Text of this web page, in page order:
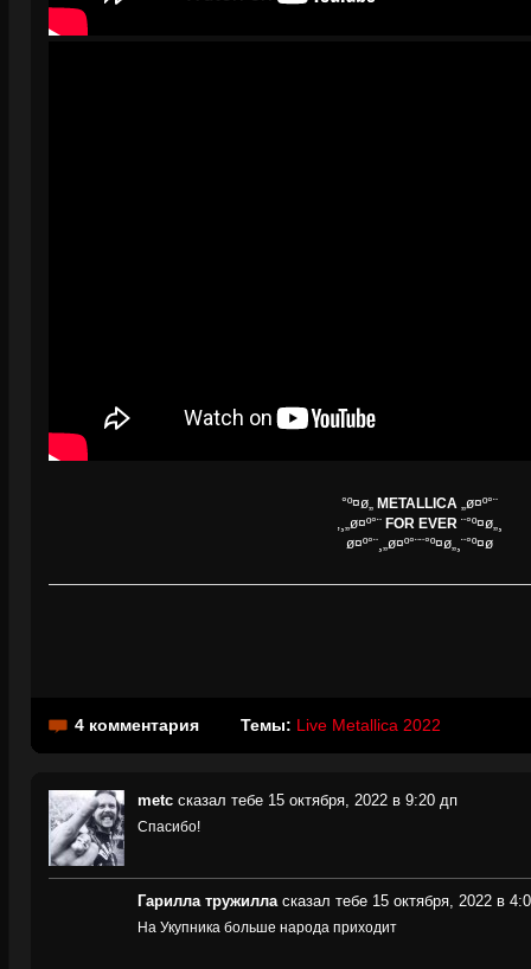
°º¤ø„ METALLICA„ø¤º°¨
,¸„ø¤º°¨ FOR EVER¨°º¤ø„¸
ø¤º°¨¸„ø¤º°¨¨°º¤ø„¸¨°º¤ø
4 комментария Темы: Live Metallica 2022
metc сказал тебе 15 октября, 2022 в 9:20 дп
Спасибо!
Гарилла тружилла сказал тебе 15 октября, 2022 в
На Укупника больше народа приходит